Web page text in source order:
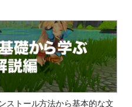
ストール方法から基本的な文